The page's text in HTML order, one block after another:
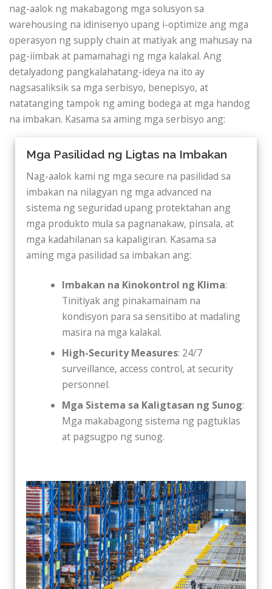
nag-aalok ng makabagong mga solusyon sa
warehousing na idinisenyo upang i-optimize ang mga
operasyon ng supply chain at matiyak ang mahusay na
pag-iimbak at pamamahagi ng mga kalakal. Ang
detalyadong pangkalahatang-ideya na ito ay
nagsasaliksik sa mga serbisyo, benepisyo, at
natatanging tampok ng aming bodega at mga handog
na imbakan. Kasama sa aming mga serbisyo ang:
Mga Pasilidad ng Ligtas na Imbakan
Nag-aalok kami ng mga secure na pasilidad sa
imbakan na nilagyan ng mga advanced na
sistema ng seguridad upang protektahan ang
mga produkto mula sa pagnanakaw, pinsala, at
mga kadahilanan sa kapaligiran. Kasama sa
aming mga pasilidad sa imbakan ang:
Imbakan na Kinokontrol ng Klima:
Tinitiyak ang pinakamainam na
kondisyon para sa sensitibo at madaling
masira na mga kalakal.
High-Security Measures: 24/7
surveillance, access control, at security
personnel.
Mga Sistema sa Kaligtasan ng Sunog:
Mga makabagong sistema ng pagtuklas
at pagsugpo ng sunog.